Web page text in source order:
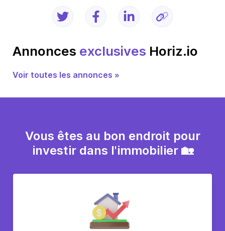
Annonces exclusives Horiz.io
Voir toutes les annonces »
Vous êtes au bon endroit pour
investir dans l'immobilier 🏡